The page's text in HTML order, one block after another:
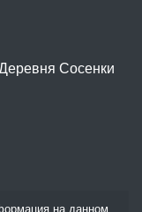
Сосенки
на данном